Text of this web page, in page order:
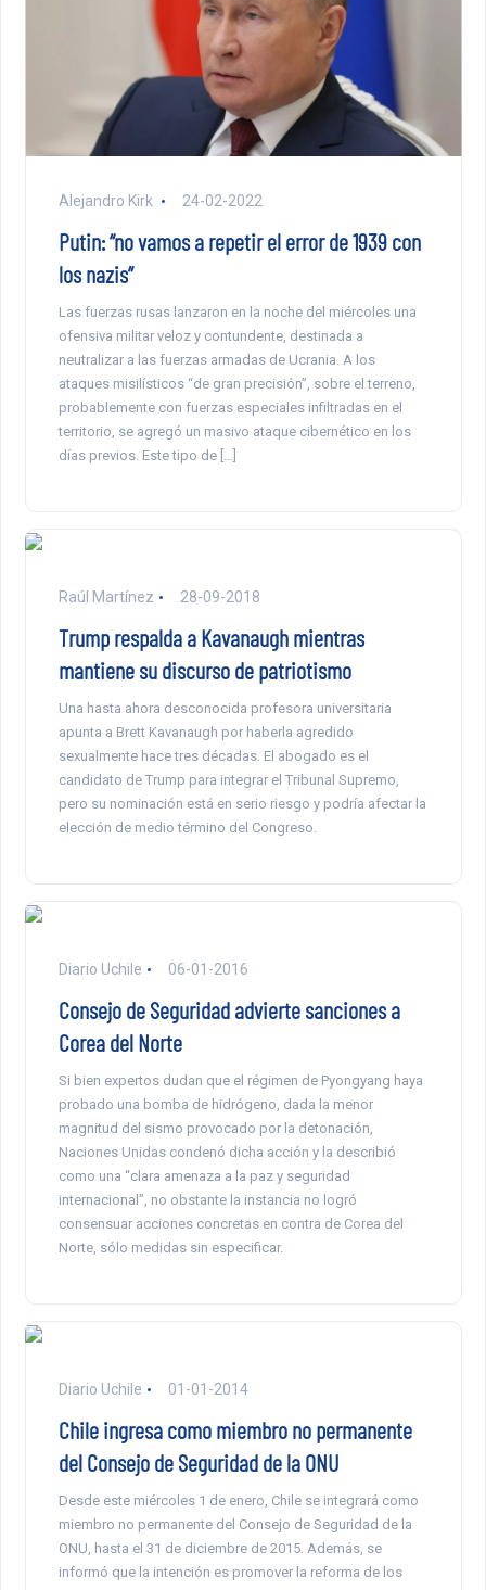
Alejandro Kirk 24-02-2022
Putin: “no vamos a repetir el error de 1939 con
los nazis”
Las fuerzas rusas lanzaron en la noche del miércoles una
ofensiva militar veloz y contundente, destinada a
neutralizar a las fuerzas armadas de Ucrania. A los
ataques misilísticos “de gran precisión”, sobre el terreno,
probablemente con fuerzas especiales infiltradas en el
territorio, se agregó un masivo ataque cibernético en los
días previos. Este tipo de […]
Raúl Martínez 28-09-2018
Trump respalda a Kavanaugh mientras
mantiene su discurso de patriotismo
Una hasta ahora desconocida profesora universitaria
apunta a Brett Kavanaugh por haberla agredido
sexualmente hace tres décadas. El abogado es el
candidato de Trump para integrar el Tribunal Supremo,
pero su nominación está en serio riesgo y podría afectar la
elección de medio término del Congreso.
Diario Uchile 06-01-2016
Consejo de Seguridad advierte sanciones a
Corea del Norte
Si bien expertos dudan que el régimen de Pyongyang haya
probado una bomba de hidrógeno, dada la menor
magnitud del sismo provocado por la detonación,
Naciones Unidas condenó dicha acción y la describió
como una “clara amenaza a la paz y seguridad
internacional”, no obstante la instancia no logró
consensuar acciones concretas en contra de Corea del
Norte, sólo medidas sin especificar.
Diario Uchile 01-01-2014
Chile ingresa como miembro no permanente
del Consejo de Seguridad de la ONU
Desde este miércoles 1 de enero, Chile se integrará como
miembro no permanente del Consejo de Seguridad de la
ONU, hasta el 31 de diciembre de 2015. Además, se
informó que la intención es promover la reforma de los